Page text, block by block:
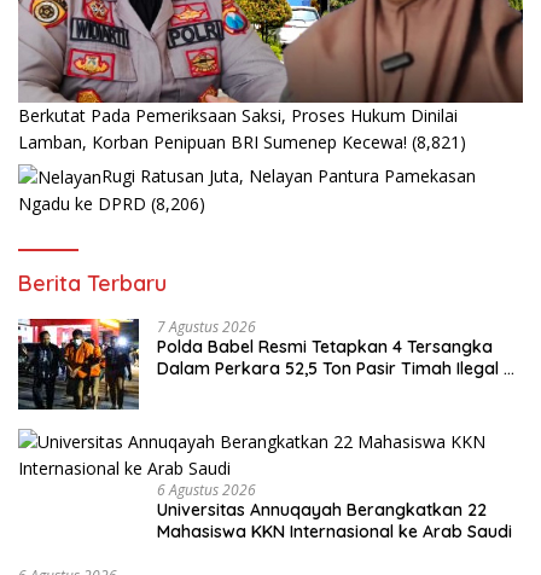
Berkutat Pada Pemeriksaan Saksi, Proses Hukum Dinilai
Lamban, Korban Penipuan BRI Sumenep Kecewa! (8,821)
Rugi Ratusan Juta, Nelayan Pantura Pamekasan
Ngadu ke DPRD (8,206)
Berita Terbaru
7 Agustus 2026
Polda Babel Resmi Tetapkan 4 Tersangka
Dalam Perkara 52,5 Ton Pasir Timah Ilegal di
6 Agustus 2026
Universitas Annuqayah Berangkatkan 22
Mahasiswa KKN Internasional ke Arab Saudi